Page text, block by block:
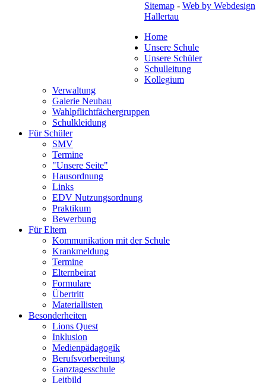
Sitemap - Web by Webdesign
Hallertau
Home
Unsere Schule
Unsere Schüler
Schulleitung
Kollegium
Verwaltung
Galerie Neubau
Wahlpflichtfächergruppen
Schulkleidung
Für Schüler
SMV
Termine
"Unsere Seite"
Hausordnung
Links
EDV Nutzungsordnung
Praktikum
Bewerbung
Für Eltern
Kommunikation mit der Schule
Krankmeldung
Termine
Elternbeirat
Formulare
Übertritt
Materiallisten
Besonderheiten
Lions Quest
Inklusion
Medienpädagogik
Berufsvorbereitung
Ganztagesschule
Leitbild